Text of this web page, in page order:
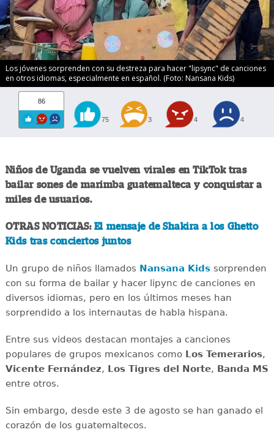
Los jóvenes sorprenden con su destreza para hacer "lipsync" de canciones
en otros idiomas, especialmente en español. (Foto: Nansana Kids)
86
75 3 4 4
Niños de Uganda se vuelven virales en TikTok tras
bailar sones de marimba guatemalteca y conquistar a
miles de usuarios.
OTRAS NOTICIAS: El mensaje de Shakira a los Ghetto
Kids tras conciertos juntos
Un grupo de niños llamados Nansana Kidssorprenden
con su forma de bailar y hacer lipync de canciones en
diversos idiomas, pero en los últimos meses han
sorprendido a los internautas de habla hispana.
Entre sus videos destacan montajes a canciones
populares de grupos mexicanos como Los Temerarios,
Vicente Fernández, Los Tigres del Norte, Banda MS
entre otros.
Sin embargo, desde este 3 de agosto se han ganado el
corazón de los guatemaltecos.